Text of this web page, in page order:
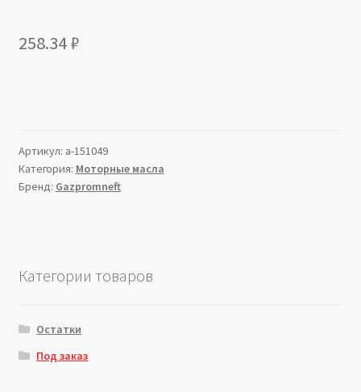
258.34₽
Артикул: a-151049
Категория: Моторные масла
Бренд: Gazpromneft
Категории товаров
Остатки
Под заказ